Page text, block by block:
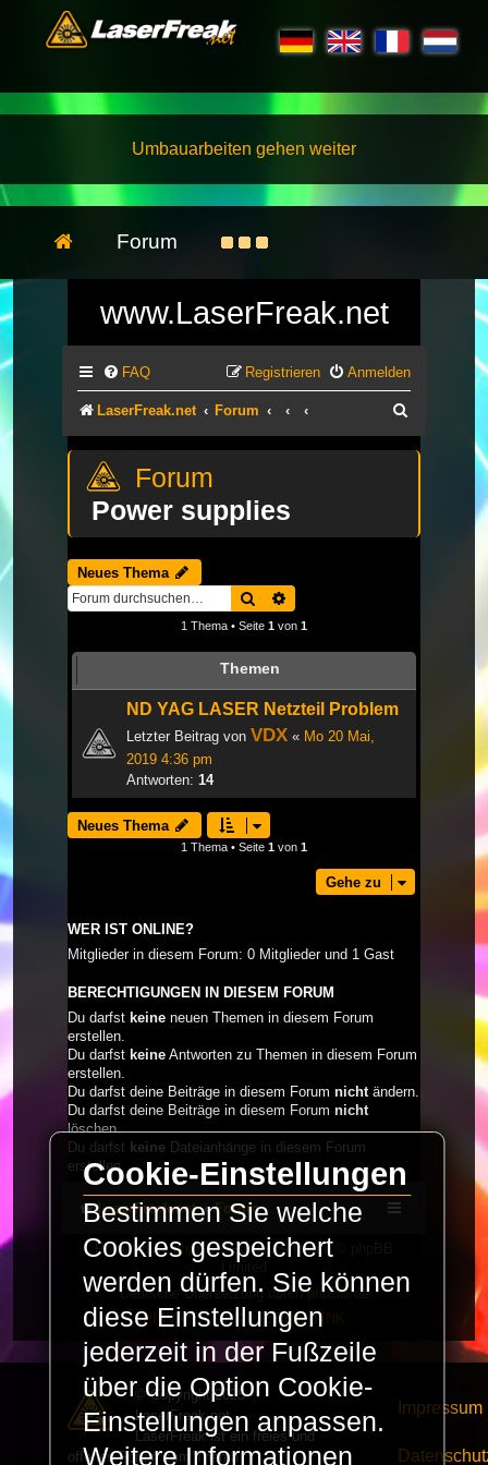
Umbauarbeiten gehen weiter
Forum
www.LaserFreak.net
FAQ Anmelden
Registrieren
LaserFreak.net Forum
Power supplies
Neues Thema
Suche
1 Thema • Seite 1 von 1
Themen
ND YAG LASER Netzteil Problem
Letzter Beitrag von VDX « Mo 20 Mai,
2019 4:36 pm
Antworten: 14
Neues Thema
1 Thema • Seite 1 von 1
Gehe zu
WER IST ONLINE?
Mitglieder in diesem Forum: 0 Mitglieder und 1 Gast
BERECHTIGUNGEN IN DIESEM FORUM
Du darfst keine neuen Themen in diesem Forum
erstellen.
Du darfst keine Antworten zu Themen in diesem Forum
erstellen.
Du darfst deine Beiträge in diesem Forum nicht ändern.
Du darfst deine Beiträge in diesem Forum nicht
löschen.
Du darfst keine Dateianhänge in diesem Forum
erstellen.
LaserFreak.net Forum
Powered byphpBB® Forum Software © phpBB
Limited
Deutsche Übersetzung durchphpBB.de
PRIVACY_LINK | TERMS_LINK
© Copyright 2025 -
LaserFreak.net
LaserFreak ist ein freies und
offenes Forum zum Thema
Impressum
Cookie-Einstellungen
Bestimmen Sie welche
Cookies gespeichert
werden dürfen. Sie können
diese Einstellungen
jederzeit in der Fußzeile
über die Option Cookie-
Einstellungen anpassen.
Weitere Informationen